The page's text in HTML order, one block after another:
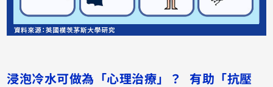
浸泡冷水可做為「心理治療」？ 有助「抗壓